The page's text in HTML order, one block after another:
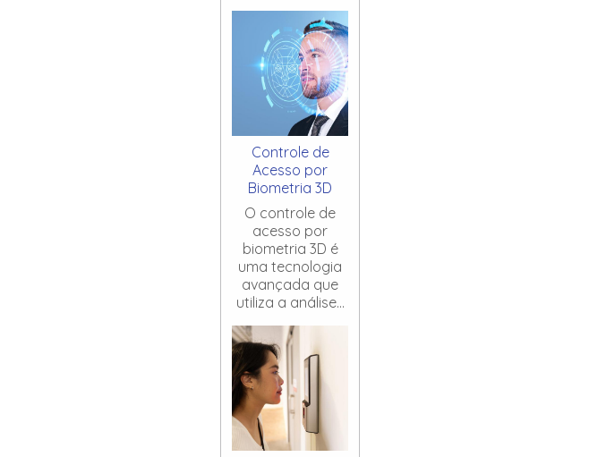
Controle de
Acesso por
Biometria 3D
O controle de
acesso por
biometria 3D é
uma tecnologia
avançada que
utiliza a análise...